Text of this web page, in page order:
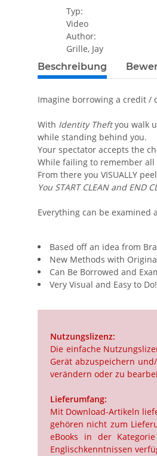
Typ:
Video
Author:
Grille, Jay
Beschreibung
Imagine borrowing a credit
With Identity Theftyou walk
while standing behind you.
Your spectator accepts the
While failing to remember
From there you VISUALLY
You START CLEAN and END
Everything can be examined
Based off an idea from
New Methods with
Can Be Borrowed and
Very Visual and Easy to Do!
Nutzungslizenz:
Die einfache
Gerät abzuspeichern
verändern oder zu
Lieferumfang:
Mit Download-Artikeln
gehören nicht zum
eBooks in der
Englischkenntnissen